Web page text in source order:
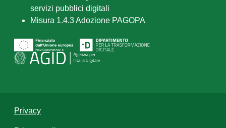
servizi pubblici digitali
Misura 1.4.3 Adozione PAGOPA
Privacy